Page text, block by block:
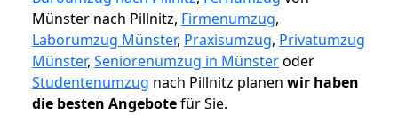
Münster nach Pillnitz, Firmenumzug,
Laborumzug Münster, Praxisumzug, Privatumzug
Münster, Seniorenumzug in Münsteroder
Studentenumzug nach Pillnitz planen wir haben
die besten Angebotefür Sie.